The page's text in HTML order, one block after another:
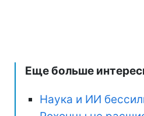
Еще больше
Наука и ИИ